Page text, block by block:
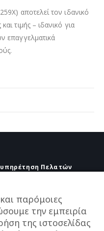
αποτελεί τον ιδανικό
τιμής – ιδανικό για
επαγγελματικά
Πελατών
Επικοινωνία
25210 58444
info@melanaki-shop.gr
παρόμοιες
την εμπειρία
της ιστοσελίδας